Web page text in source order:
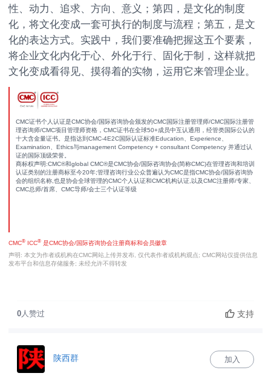
性、动力、追求、方向、意义；第四，是文化的制度
化，将文化变成一套可执行的制度与流程；第五，是文
化的表达方式。实践中，我们要准确把握这五个要素，
将企业文化内化于心、外化于行、固化于制，这样就把
文化变成看得见、摸得着的实物，运用它来管理企业。
CMC证书个人认证是CMC协会/国际咨询协会颁发的CMC国际注册管理师/CMC国际注册管
理咨询师/CMC项目管理师资格，CMC证书在全球50+成员中互认通用，经管类国际公认的
十大含金量证书。是指达到CMC-4E2C国际认证标准Education、Experience、
Examination、Ethics与management Competency + consultant Competency 并通过认
证的国际顶级荣誉。
商标权声明:CMC®和global CMC®是CMC协会/国际咨询协会(简称CMC)在管理咨询和培训
认证类别的注册商标至今20年;管理咨询行业公众普遍认为CMC是指CMC协会/国际咨询协
会的组织名称,也是协会全球管理的CMC个人认证和CMC机构认证,以及CMC注册师/专家、
CMC总师/首席、CMC导师/会士三个认证等级
CMC® ICC® 是CMC协会/国际咨询协会注册商标和会员徽章
声明: 本文为作者或机构在CMC网站上传并发布, 仅代表作者或机构观点; CMC网站仅提供信息
发布平台和信息存储服务; 未经允许不得转发
0人赞过 支持
陕西群 加入